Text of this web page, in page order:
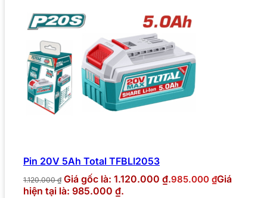
Pin 20V 5Ah Total TFBLI2053
1.120.000₫ Giá gốc là: 1.120.000 ₫.985.000 ₫Giá
hiện tại là: 985.000 ₫.